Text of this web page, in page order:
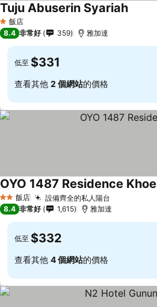
1 星級
飯店
Tuju Abuserin Syariah
8.4 非常好 359 雅加達
低至 $331
查看其他 2 個網站的價格
2 星級飯店 設備齊全的私人陽台
OYO 1487 Residence Khoe
8.4 非常好 1,615 雅加達
低至 $332
查看其他 4 個網站的價格